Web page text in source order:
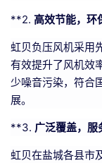
**2. 高效节能，环
虹贝负压风机采用
有效提升了风机效
少噪音污染，符合
展。
**3. 广泛覆盖，服
虹贝在盐城各县市